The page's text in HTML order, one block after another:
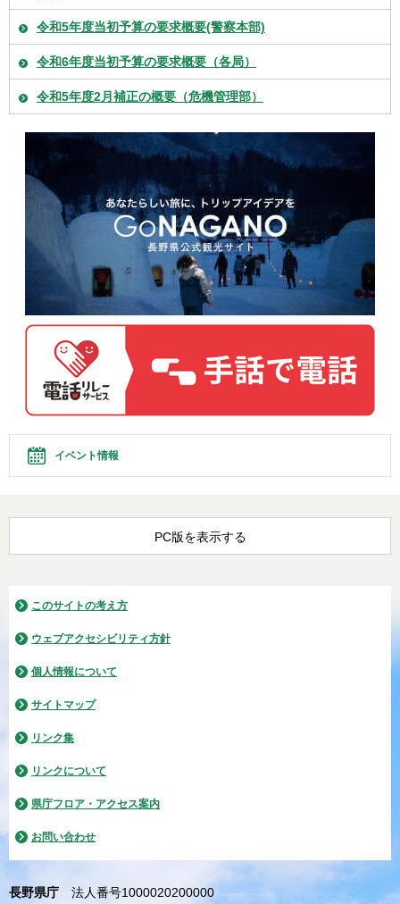
令和5年度当初予算の要求概要(警察本部)
令和6年度当初予算の要求概要（各局）
令和5年度2月補正の概要（危機管理部）
イベント情報
PC版を表示する
このサイトの考え方
ウェブアクセシビリティ方針
個人情報について
サイトマップ
リンク集
リンクについて
県庁フロア・アクセス案内
お問い合わせ
長野県庁 法人番号1000020200000